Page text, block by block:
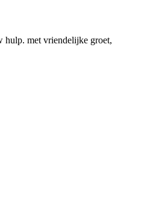
hulp. met vriendelijke groet,